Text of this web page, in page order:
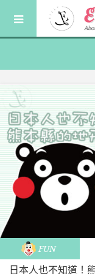
content
FUN
日本人也不知道